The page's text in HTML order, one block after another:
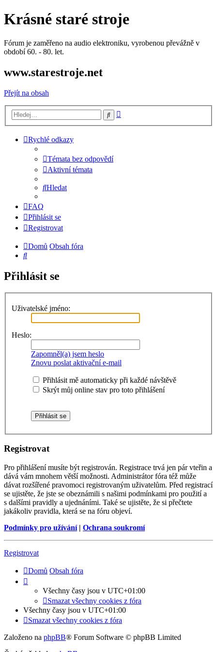
Krásné staré stroje
Fórum je zaměřeno na audio elektroniku, vyrobenou převážně v
období 60. - 80. let.
www.starestroje.net
Přejít na obsah
Hledat
Rychlé odkazy
Témata bez odpovědí
Aktivní témata
Hledat
FAQ
Přihlásit se
Registrovat
Domů Obsah fóra
Hledat
Přihlásit se
Uživatelské jméno:
Heslo:
Zapomněl(a) jsem heslo
Znovu poslat aktivační e-mail
Přihlásit mě automaticky při každé návštěvě
Skrýt můj online stav pro toto přihlášení
Registrovat
Pro přihlášení musíte být registrován. Registrace trvá jen pár vteřin a
dává vám mnohem větší možnosti. Administrátor fóra též může
dávat rozšířené pravomoci registrovaným uživatelům. Před registrací
se ujistěte, že jste se obeznámili s našimi podmínkami pro použití a
s dalšími pravidly a ujednáními. Také se ujistěte, že si přečtete
jakákoliv pravidla, která se na fóru objeví.
Podmínky pro užívání| Ochrana soukromí
Registrovat
Domů Obsah fóra
Všechny časy jsou v UTC+01:00
Smazat všechny cookies z fóra
Všechny časy jsou v UTC+01:00
Smazat všechny cookies z fóra
Založeno na phpBB® Forum Software © phpBB Limited